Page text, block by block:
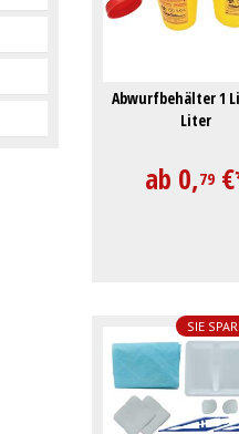
Abwurfbehälter 1
Liter
ab 0,79 €
SIE